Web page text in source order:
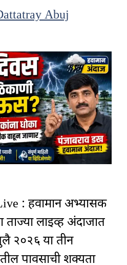
Abuj
: हवामान अभ्यासक
लाइव्ह अंदाजात
२०२६ या तीन
पावसाची शक्यता